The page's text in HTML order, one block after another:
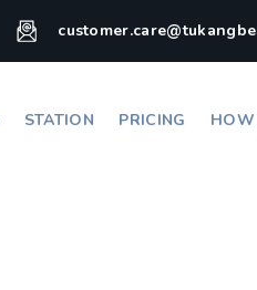
STATION PRICING